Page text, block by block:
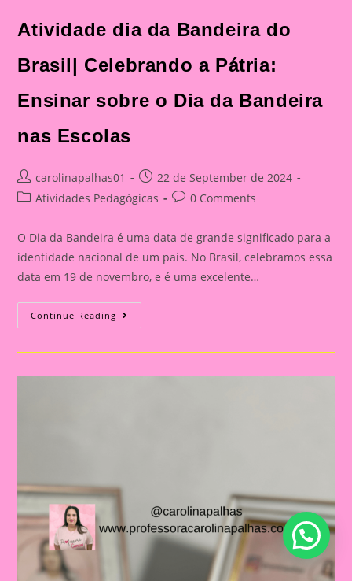
Atividade dia da Bandeira do
Brasil| Celebrando a Pátria:
Ensinar sobre o Dia da Bandeira
nas Escolas
Post
author:
carolinapalhas01
Post
published:
22 de September de 2024
PostAtividades Pedagógicas
Post0 Comments
O Dia da Bandeira é uma data de grande significado para a
identidade nacional de um país. No Brasil, celebramos essa
data em 19 de novembro, e é uma excelente…
Continue Reading Atividade
Dia
Bandeira
Celebrando
Escolas